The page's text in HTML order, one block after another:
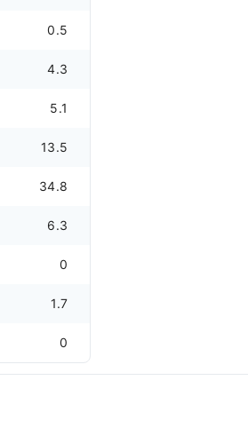
0.5
4.3
5.1
13.5
34.8
6.3
0
1.7
0